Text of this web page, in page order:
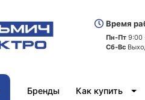
Время
Пн-Пт 9:00
Сб-Вс
Бренды Как купить